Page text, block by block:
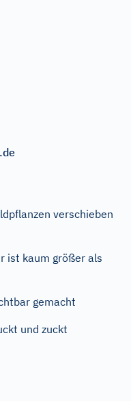
verschieben
ist kaum größer als
gemacht
und zuckt